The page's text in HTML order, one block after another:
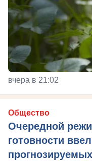
вчера в 21:02
Общество
Очередной
готовности